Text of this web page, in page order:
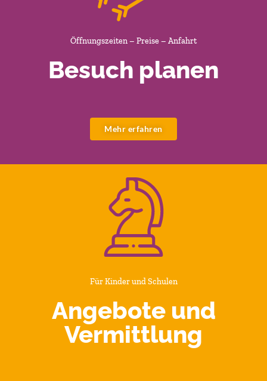
Öffnungszeiten – Preise – Anfahrt
Besuch planen
Mehr erfahren
Für Kinder und Schulen
Angebote und
Vermittlung